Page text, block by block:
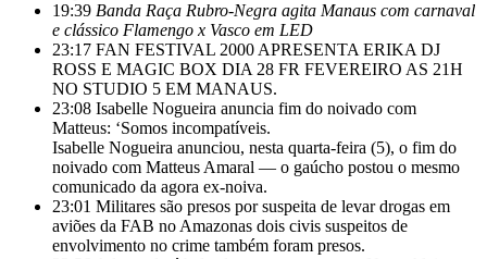
19:39 Banda Raça Rubro-Negra agita Manaus com carnaval
e clássico Flamengo x Vasco em LED
23:17 FAN FESTIVAL 2000 APRESENTA ERIKA DJ
ROSS E MAGIC BOX DIA 28 FR FEVEREIRO AS 21H
NO STUDIO 5 EM MANAUS.
23:08 Isabelle Nogueira anuncia fim do noivado com
Matteus: ‘Somos incompatíveis.
Isabelle Nogueira anunciou, nesta quarta-feira (5), o fim do
noivado com Matteus Amaral — o gaúcho postou o mesmo
comunicado da agora ex-noiva.
23:01 Militares são presos por suspeita de levar drogas em
aviões da FAB no Amazonas dois civis suspeitos de
envolvimento no crime também foram presos.